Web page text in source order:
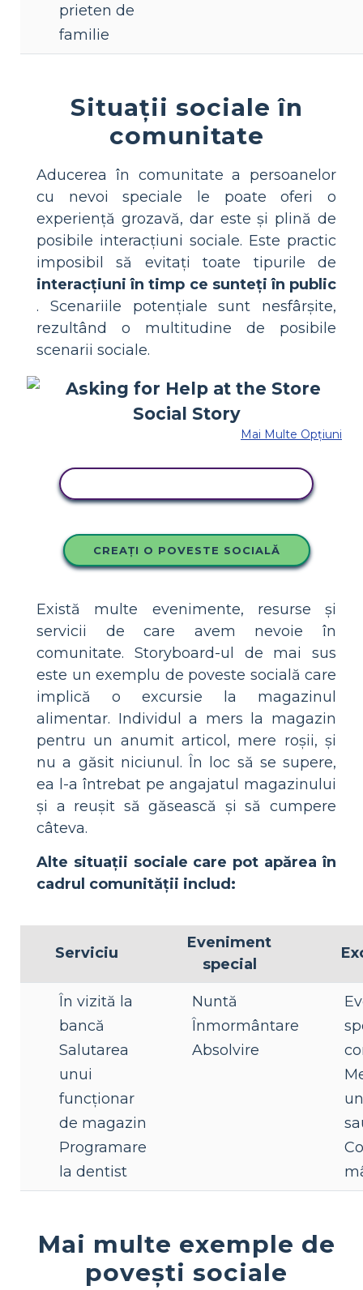
prieten de
familie
Situații sociale în
comunitate
Aducerea în comunitate a persoanelor
cu nevoi speciale le poate oferi o
experiență grozavă, dar este și plină de
posibile interacțiuni sociale. Este practic
imposibil să evitați toate tipurile de
interacțiuni în timp ce sunteți în public
. Scenariile potențiale sunt nesfârșite,
rezultând o multitudine de posibile
scenarii sociale.
Mai Multe Opțiuni
CREAȚI O POVESTE SOCIALĂ
Există multe evenimente, resurse și
servicii de care avem nevoie în
comunitate. Storyboard-ul de mai sus
este un exemplu de poveste socială care
implică o excursie la magazinul
alimentar. Individul a mers la magazin
pentru un anumit articol, mere roșii, și
nu a găsit niciunul. În loc să se supere,
ea l-a întrebat pe angajatul magazinului
și a reușit să găsească și să cumpere
câteva.
Alte situații sociale care pot apărea în
cadrul comunității includ:
Serviciu
Eveniment
special
În vizită la
bancă
Salutarea
unui
funcționar
de magazin
Programare
la dentist
Nuntă
Înmormântare
Absolvire
Mai multe exemple de
povești sociale